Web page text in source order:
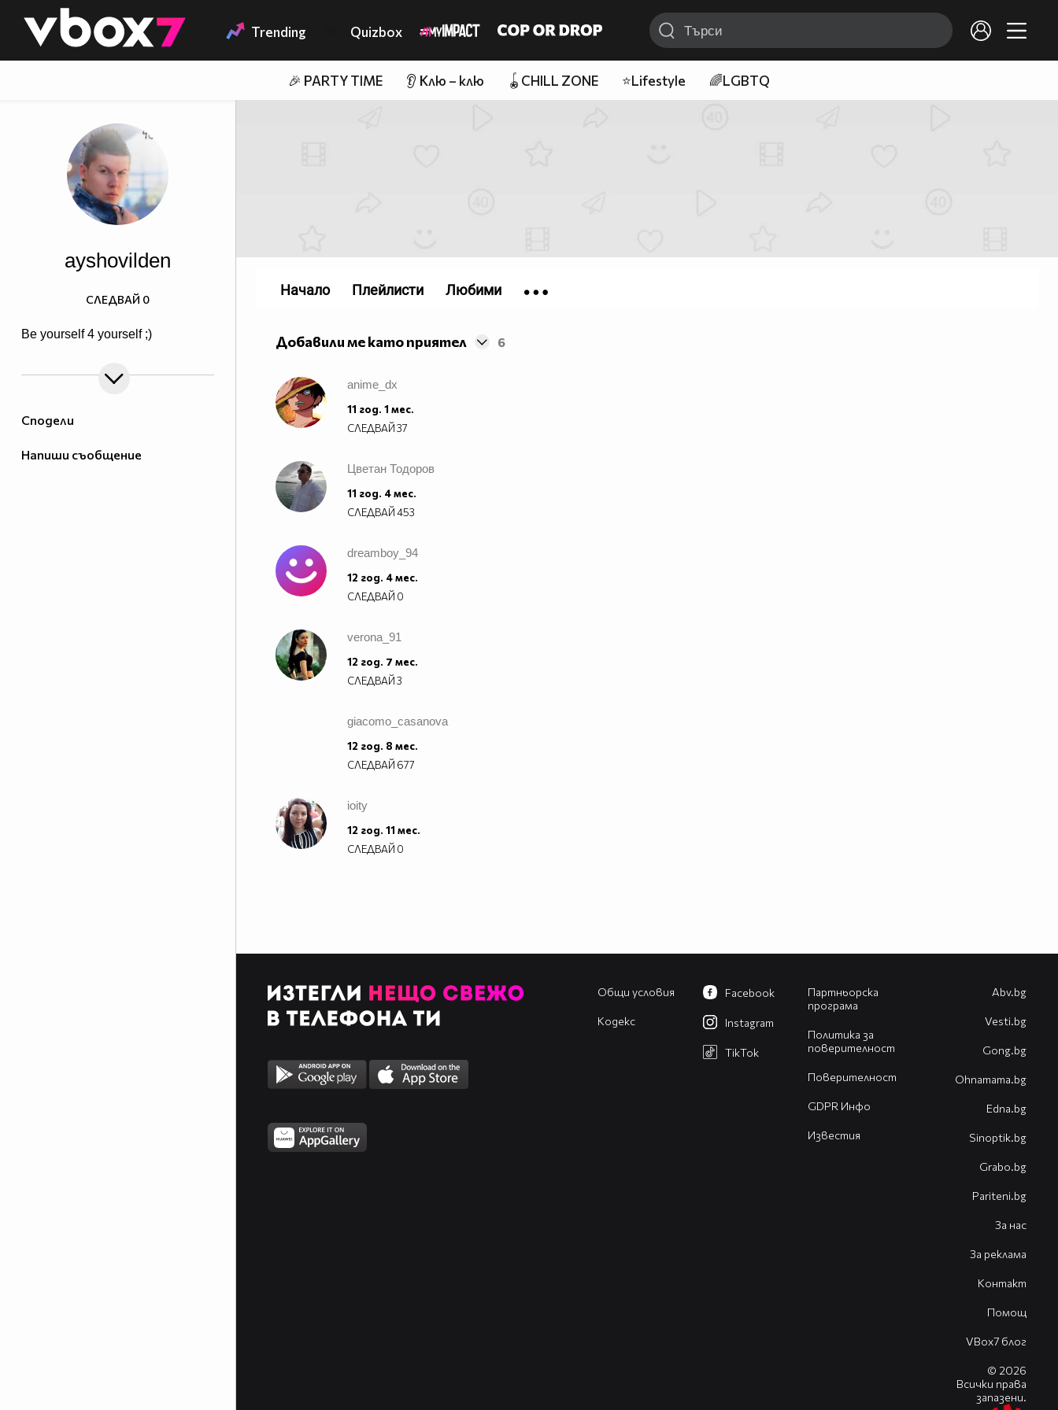
👾 Trending Quizbox
🎉 PARTY TIME 👂 Клю – клю 🪀CHILL ZONE ⭐Lifestyle 🌈LGBTQ
Сподели
Напиши съобщение
ayshovilden
Be yourself 4 yourself ;)
СЛЕДВАЙ 0
Добавили ме като приятел 6
anime_dx
11 год. 1 мес.
СЛЕДВАЙ37
Цветан Тодоров
11 год. 4 мес.
СЛЕДВАЙ453
dreamboy_94
12 год. 4 мес.
СЛЕДВАЙ 0
verona_91
12 год. 7 мес.
СЛЕДВАЙ3
giacomo_casanova
12 год. 8 мес.
СЛЕДВАЙ 677
ioity
12 год. 11 мес.
СЛЕДВАЙ 0
Начало Плейлисти Любими
Общи условия
Кодекс
Партньорска
програма
Политика за
поверителност
Поверителност
GDPR Инфо
Известия
Facebook
Instagram
TikTok
Abv.bg
Vesti.bg
Gong.bg
Оhnamama.bg
Edna.bg
Sinoptik.bg
Grabo.bg
Pariteni.bg
За нас
За реклама
Контакт
Помощ
VBox7 блог
© 2026
Всички права
запазени.